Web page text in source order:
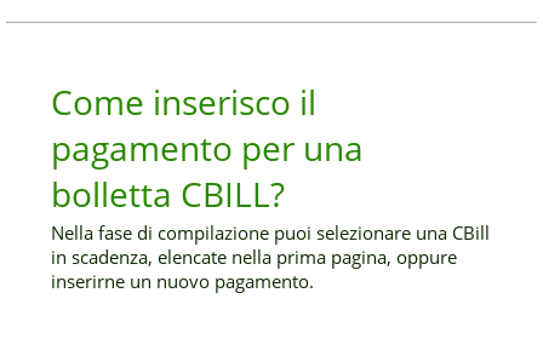
Come inserisco il
pagamento per una
bolletta CBILL?
Nella fase di compilazione puoi selezionare una CBill
in scadenza, elencate nella prima pagina, oppure
inserirne un nuovo pagamento.